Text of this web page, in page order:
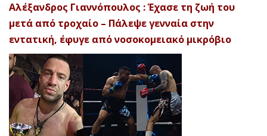
Αλέξανδρος Γιαννόπουλος : Έχασε τη ζωή του
μετά από τροχαίο – Πάλεψε γενναία στην
εντατική, έφυγε από νοσοκομειακό μικρόβιο